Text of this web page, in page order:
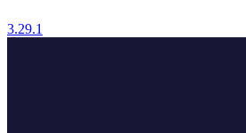
3.29.1